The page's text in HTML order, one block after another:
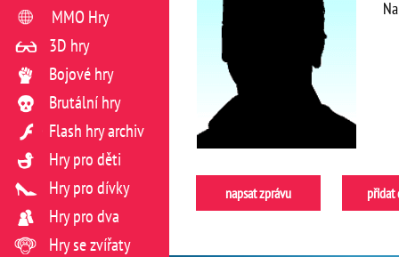
napsat zprávu přidat
MMO Hry
3D hry
Bojové hry
Brutální hry
Flash hry archiv
Hry pro děti
Hry pro dívky
Hry pro dva
Hry se zvířaty